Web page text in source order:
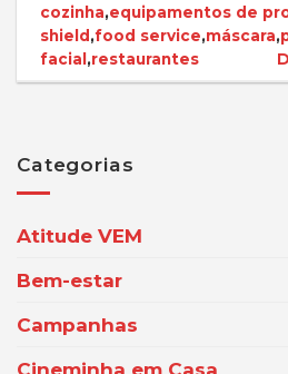
cozinha,equipamentos de
shield ,food service,máscara,
facial ,restaurantes
Categorias
Atitude VEM
Bem-estar
Campanhas